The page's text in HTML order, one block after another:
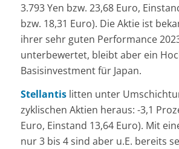
3.793 Yen bzw. 23,68 Euro,
bzw. 18,31 Euro). Die Aktie ist
ihrer sehr guten Performance
unterbewertet, bleibt aber ein
Basisinvestment für Japan.
Stellantislitten unter
zyklischen Aktien heraus: -3,1
Euro, Einstand 13,64 Euro). Mit
nur 3 bis 4 sind aber u.E. bereits